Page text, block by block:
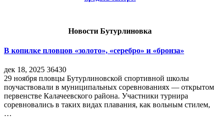
Новости Бутурлиновка
В копилке пловцов «золото», «серебро» и «бронза»
дек 18, 2025 36430
29 ноября пловцы Бутурлиновской спортивной школы
поучаствовали в муниципальных соревнованиях — открытом
первенстве Калачеевского района. Участники турнира
соревновались в таких видах плавания, как вольным стилем,
…